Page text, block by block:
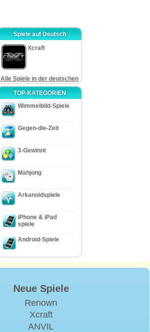
Spiele auf Deutsch
Xcraft
Alle Spiele in der deutschen
TOP-KATEGORIEN
Wimmelbild-Spiele
Gegen-die-Zeit
3-Gewinnt
Mahjong
Arkanoidspiele
iPhone & iPad
spiele
Android-Spiele
Neue Spiele
Renown
Xcraft
ANVIL